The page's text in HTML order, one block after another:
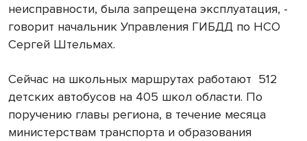
неисправности, была запрещена эксплуатация, -
говорит начальник Управления ГИБДД по НСО
Сергей Штельмах.
Сейчас на школьных маршрутах работают 512
детских автобусов на 405 школ области. По
поручению главы региона, в течение месяца
министерствам транспорта и образования